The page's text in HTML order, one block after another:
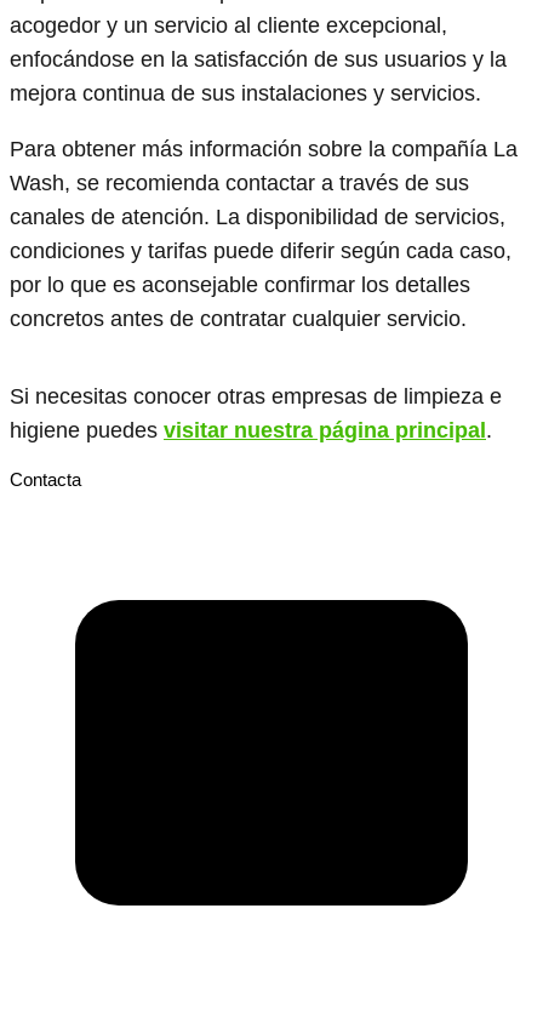
acogedor y un servicio al cliente excepcional,
enfocándose en la satisfacción de sus usuarios y la
mejora continua de sus instalaciones y servicios.
Para obtener más información sobre la compañía La
Wash, se recomienda contactar a través de sus
canales de atención. La disponibilidad de servicios,
condiciones y tarifas puede diferir según cada caso,
por lo que es aconsejable confirmar los detalles
concretos antes de contratar cualquier servicio.
Si necesitas conocer otras empresas de limpieza e
higiene puedes visitar nuestra página principal .
Contacta